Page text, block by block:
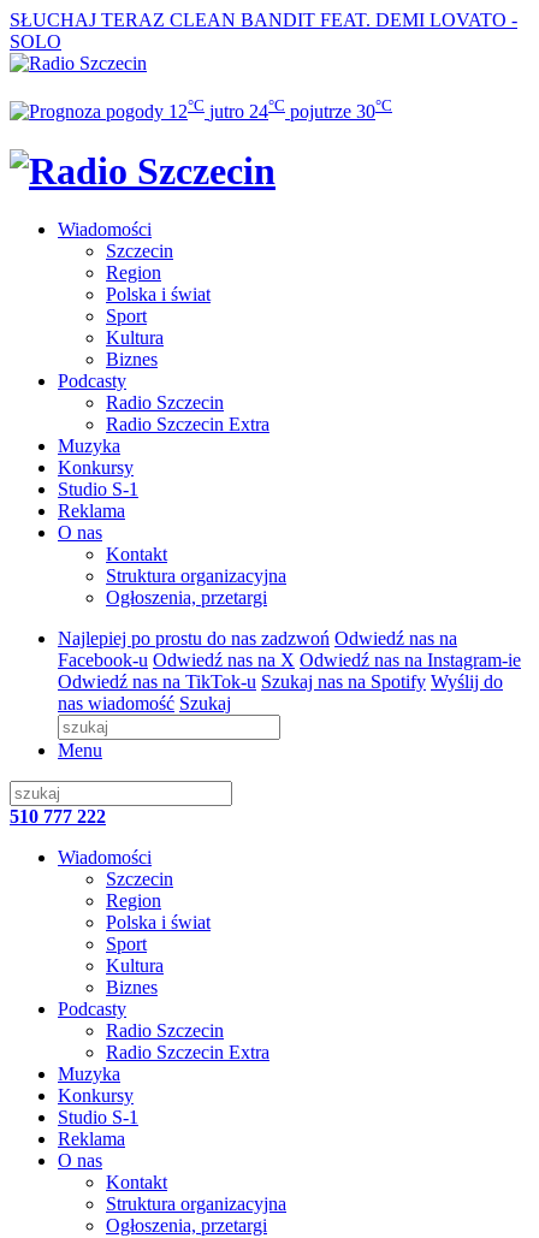
SŁUCHAJ TERAZ CLEAN BANDIT FEAT. DEMI LOVATO -
SOLO
12°C jutro 24°C pojutrze 30°C
Wiadomości
Szczecin
Region
Polska i świat
Sport
Kultura
Biznes
Podcasty
Radio Szczecin
Radio Szczecin Extra
Muzyka
Konkursy
Studio S-1
Reklama
O nas
Kontakt
Struktura organizacyjna
Ogłoszenia, przetargi
Najlepiej po prostu do nas zadzwoń Odwiedź nas na
Facebook-u Odwiedź nas na X Odwiedź nas na Instagram-ie
Odwiedź nas na TikTok-u Szukaj nas na Spotify Wyślij do
nas wiadomość Szukaj
Menu
510 777 222
Wiadomości
Szczecin
Region
Polska i świat
Sport
Kultura
Biznes
Podcasty
Radio Szczecin
Radio Szczecin Extra
Muzyka
Konkursy
Studio S-1
Reklama
O nas
Kontakt
Struktura organizacyjna
Ogłoszenia, przetargi